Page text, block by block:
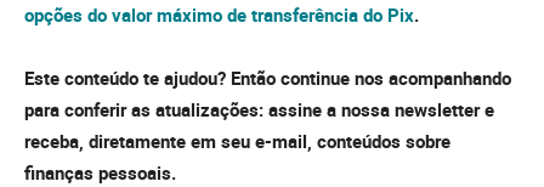
opções do valor máximo de transferência do Pix.
Este conteúdo te ajudou? Então continue nos acompanhando
para conferir as atualizações: assine a nossa newsletter e
receba, diretamente em seu e-mail, conteúdos sobre
finanças pessoais.